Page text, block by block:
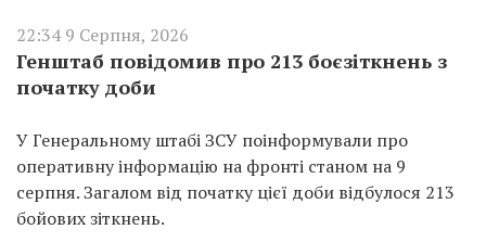
22:34 9 Серпня, 2026
Генштаб повідомив про 213 боєзіткнень з
початку доби
У Генеральному штабі ЗСУ поінформували про
оперативну інформацію на фронті станом на 9
серпня. Загалом від початку цієї доби відбулося 213
бойових зіткнень.